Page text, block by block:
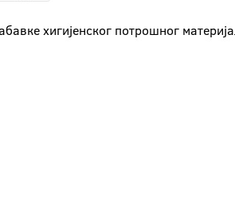
хигијенског потрошног